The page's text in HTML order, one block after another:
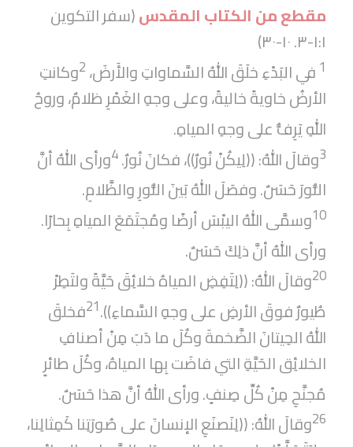
مقطع من الكتاب المقدس(سفر التكوين
١:١-٣. ١٠-٣٠)
1في البَدْءِ خلَقَ اللهُ السَّماواتِ والأَرضَ، وكانتِ
الأرضُ خاويةً خاليةً، وعلى وجهِ الغَمْرِ ظلامٌ، وروحُ
اللهِ يَرِفُّ على وجهِ المياهِ.
3وقالَ اللهُ: ((لِيكُنْ نُورٌ))، فكانَ نُورٌ. ورأى اللهُ أنَّ
النُّورَ حَسَنٌ. وفصَلَ اللهُ بَينَ النُّورِ والظَّلامِ.
10وسمَّى اللهُ اليبْسَ أرضًا ومُجتَمَعَ المياهِ بِحارًا.
ورأى اللهُ أنَّ ذلِكَ حَسَنٌ.
20وقالَ اللهُ: ((لِتَفِضِ المياهُ خلائِقَ حَيَّةً ولتَطِرْ
طُيورٌ فوقَ الأرضِ على وجهِ السَّماءِ)).21فخلقَ
اللهُ الحِيتانَ الضَّخمةَ وكُلَ ما دَبَ مِنْ أصنافِ
الخلائِق الحَيَّةِ التي فاضَت بِها المياهُ، وكُلَ طائرٍ
مُجنَّحِ مِنْ كُلِّ صِنفٍ. ورأى اللهُ أنَّ هذا حَسَنٌ.
26وقالَ اللهُ: ((لِنَصنَعِ الإنسانَ على صُورَتِنا كَمِثالِنا،